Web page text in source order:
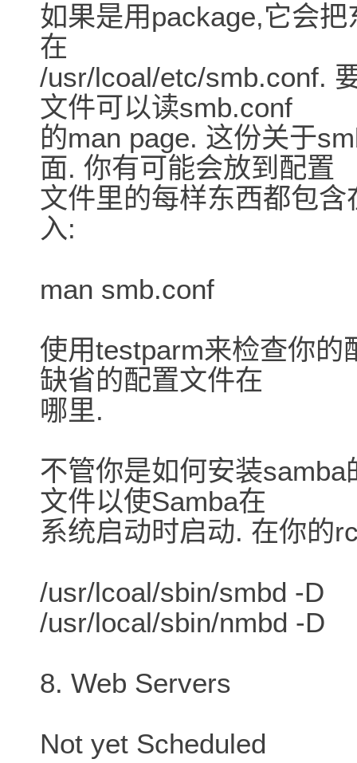
如果是用package,它会
在
/usr/lcoal/etc/smb.conf.
文件可以读smb.conf
的man page. 这份关于
面. 你有可能会放到配置
文件里的每样东西都包
入:
man smb.conf
使用testparm来检查你
缺省的配置文件在
哪里.
不管你是如何安装
文件以使Samba在
系统启动时启动. 在你的
/usr/lcoal/sbin/smbd -D
/usr/local/sbin/nmbd -D
8. Web Servers
Not yet Scheduled